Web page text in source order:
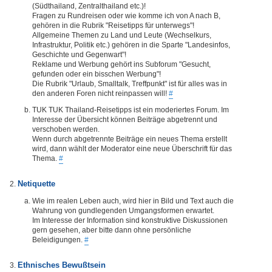
(Südthailand, Zentralthailand etc.)!
Fragen zu Rundreisen oder wie komme ich von A nach B,
gehören in die Rubrik "Reisetipps für unterwegs"!
Allgemeine Themen zu Land und Leute (Wechselkurs,
Infrastruktur, Politik etc.) gehören in die Sparte "Landesinfos,
Geschichte und Gegenwart"!
Reklame und Werbung gehört ins Subforum "Gesucht,
gefunden oder ein bisschen Werbung"!
Die Rubrik "Urlaub, Smalltalk, Treffpunkt" ist für alles was in
den anderen Foren nicht reinpassen will! #
TUK TUK Thailand-Reisetipps ist ein moderiertes Forum. Im
Interesse der Übersicht können Beiträge abgetrennt und
verschoben werden.
Wenn durch abgetrennte Beiträge ein neues Thema erstellt
wird, dann wählt der Moderator eine neue Überschrift für das
Thema. #
Netiquette
Wie im realen Leben auch, wird hier in Bild und Text auch die
Wahrung von gundlegenden Umgangsformen erwartet.
Im Interesse der Information sind konstruktive Diskussionen
gern gesehen, aber bitte dann ohne persönliche
Beleidigungen. #
Ethnisches Bewußtsein